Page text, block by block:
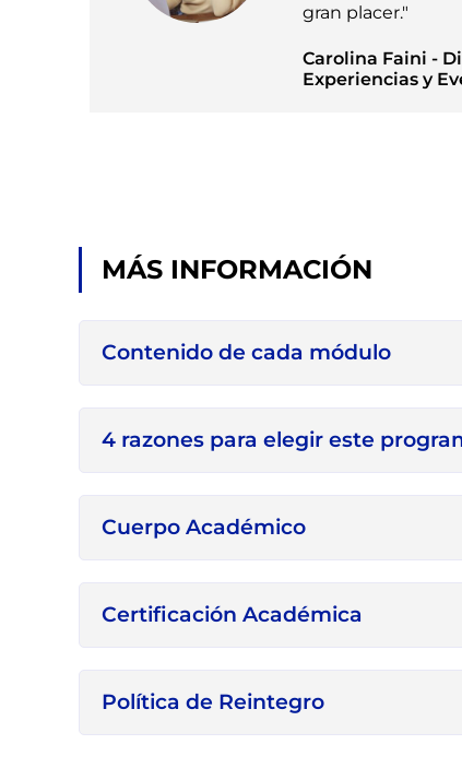
gran placer."
Carolina Faini -
Experiencias y
MÁS INFORMACIÓN
Contenido de cada módulo
4 razones para elegir este
Cuerpo Académico
Certificación Académica
Política de Reintegro